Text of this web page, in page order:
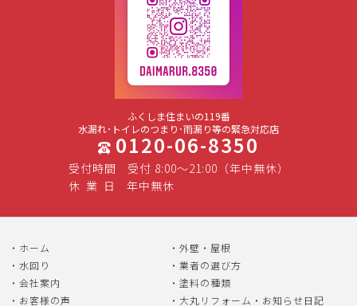
ふくしま住まいの119番
水漏れ･トイレのつまり･雨漏り等の緊急対応店
0120-06-8350
受付時間
受付 8:00～21:00（年中無休）
休 業 日 年中無休
ホーム
外壁・屋根
水回り
業者の選び方
会社案内
塗料の種類
お客様の声
大丸リフォーム・お知らせ日記